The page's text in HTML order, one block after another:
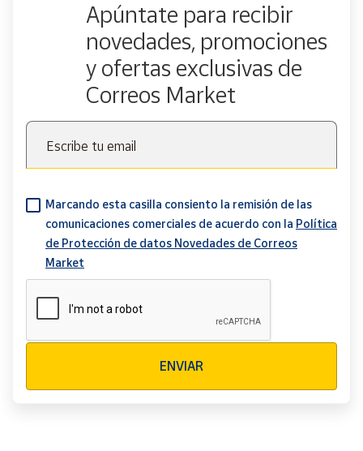
Apúntate para recibir
novedades, promociones
y ofertas exclusivas de
Correos Market
Escribe tu email
Marcando esta casilla consiento la remisión de las
comunicaciones comerciales de acuerdo con la Política
de Protección de datos Novedades de Correos
Market
ENVIAR